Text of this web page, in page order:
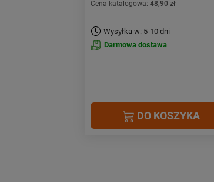
Cena katalogowa: 48,90 zł
Wysyłka w: 5-10 dni
Darmowa dostawa
DO KOSZYKA